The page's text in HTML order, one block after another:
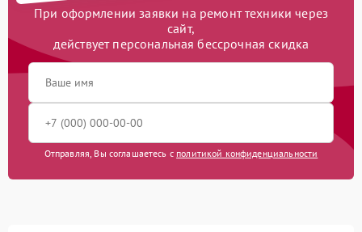
При оформлении заявки на ремонт техники через
сайт,
действует персональная бессрочная скидка
Отправляя, Вы соглашаетесь с политикой конфиденциальности